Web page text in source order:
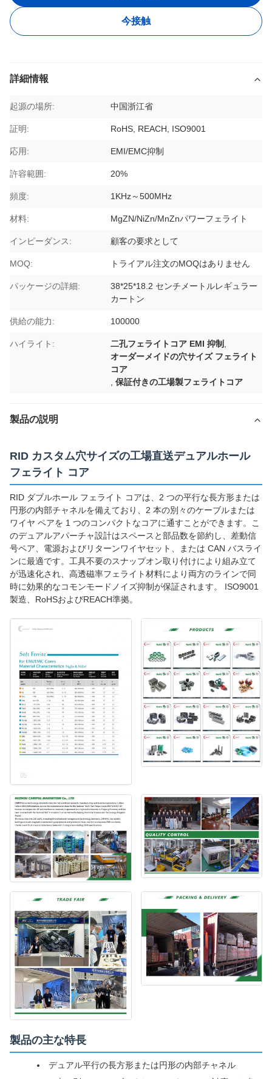
今接触
詳細情報
起源の場所: 中国浙江省
証明: RoHS, REACH, ISO9001
応用: EMI/EMC抑制
許容範囲: 20%
頻度: 1KHz～500MHz
材料: MgZN/NiZn/MnZnパワーフェライト
インピーダンス: 顧客の要求として
MOQ: トライアル注文のMOQはありません
パッケージの詳細:
38*25*18.2 センチメートルレギュラー
カートン
供給の能力: 100000
ハイライト: 二孔フェライトコア EMI 抑制
オーダーメイドの穴サイズ フェライト
コア
,保証付きの工場製フェライトコア
製品の説明
RID カスタム穴サイズの工場直送デュアルホール
フェライト コア
RID ダブルホール フェライト コアは、2 つの平行な長方形または
円形の内部チャネルを備えており、2 本の別々のケーブルまたは
ワイヤ ペアを 1 つのコンパクトなコアに通すことができます。こ
のデュアルアパーチャ設計はスペースと部品数を節約し、差動信
号ペア、電源およびリターンワイヤセット、または CAN バスライ
ンに最適です。工具不要のスナップオン取り付けにより組み立て
が迅速化され、高透磁率フェライト材料により両方のラインで同
時に効果的なコモンモードノイズ抑制が保証されます。 ISO9001
製造、RoHSおよびREACH準拠。
製品の主な特長
デュアル平行の長方形または円形の内部チャネル